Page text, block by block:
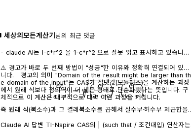
세상의모든계산기 님의 최근 댓글
- claude AI는 l-c*r^2 을 1-c*r^2 으로 잘못 읽고 표시하고 있습니다.
도 결과는 바뀌지 않습니다.
⚠️ 경고가 바로 두 번째 방법이 "성공"한 이유와 정확히 연결되어 있습
니다. 경고의 의미 "Domain of the result might be larger than th
e domain of the input"는 CAS가 절댓값(모듈러스)을 계산하는 과정
에서 원래 식보다 정의역이 더 넓은 형태로 단순화했다는 뜻입니다. 구
체적으로 이 계산은 내부적으로 대략 이런 과정을 거칩니다.
|ere⋅r|=(ere⋅r)⋅(ere⋅r)―
즉 원래 식(복소수)과 그 켤레복소수를 곱해서 실수부·허수부 제곱합을
→ x 또는 √a·√b → √(ab) 같은 규칙들이 쓰이는데, 이런 규칙들은 x
Claude AI 답변 TI-Nspire CAS의 | (such that / 조건대입) 연산자는